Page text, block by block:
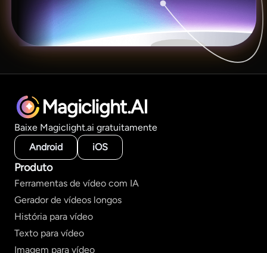
Magiclight.AI
Baixe Magiclight.ai gratuitamente
Android
iOS
Produto
Ferramentas de vídeo com IA
Gerador de vídeos longos
História para vídeo
Texto para vídeo
Imagem para vídeo